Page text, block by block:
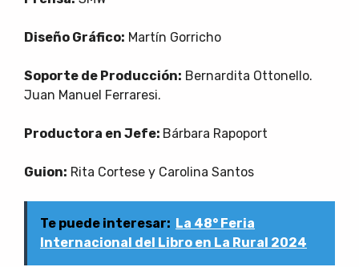
Diseño Gráfico: Martín Gorricho
Soporte de Producción: Bernardita Ottonello.
Juan Manuel Ferraresi.
Productora en Jefe: Bárbara Rapoport
Guion: Rita Cortese y Carolina Santos
Te puede interesar: La 48° Feria
Internacional del Libro en La Rural 2024